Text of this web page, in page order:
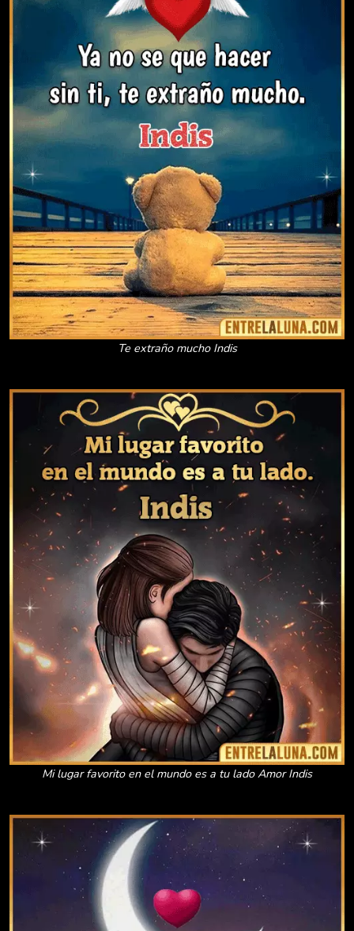
Te extraño mucho Indis
Mi lugar favorito en el mundo es a tu lado Amor Indis